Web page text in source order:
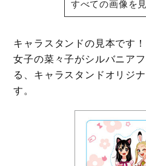
すべての画像を
キャラスタンドの見本です
女子の菜々子がシルバニア
る、キャラスタンドオリジ
す。